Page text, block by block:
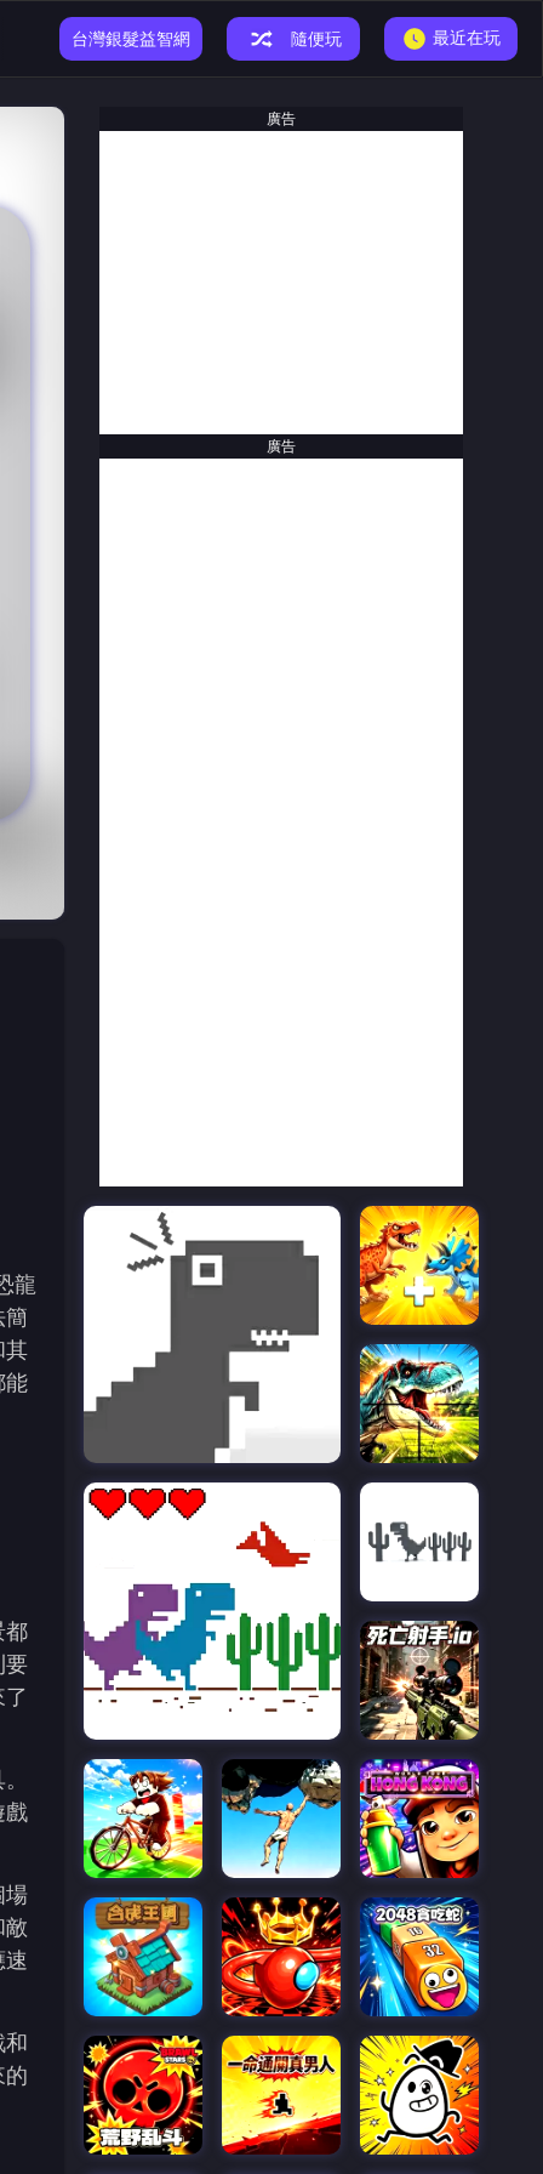
小恐龍遊戲
台灣銀髮益智網 隨便玩 最近在玩
龍
簡
其
能
都
要
戲
場
敵
的
廣告
廣告